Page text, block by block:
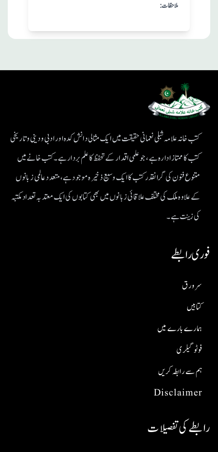
:ملاحظات
کتب خانہ علامہ شبلی نعمانی حقیقت میں ایک مثالی دانش کدہ اور ادبی ودینی و تاریخی
کتب کا ممتاز ادارہ ہے، جو علمی اقدار کے تحفظ کا علم بردار ہے۔کتب خانے میں
متنوع فنون کی گرانقدر کتب کا ایک وسیع ذخیرہ موجود ہے، متعدد عالمی زبانوں
کے علاوہ ملک کی مختلف علاقائی زبانوں میں بھی کتابوں کی ایک معتد بہ تعداد مکتبہ
کی زینت ہے۔
فوری رابطے
Disclaimer
ہم سے رابطہ کریں
فوٹو گیلری
ہمارے بارے میں
کتابیں
سر ورق
رابطے کی تفصیلات